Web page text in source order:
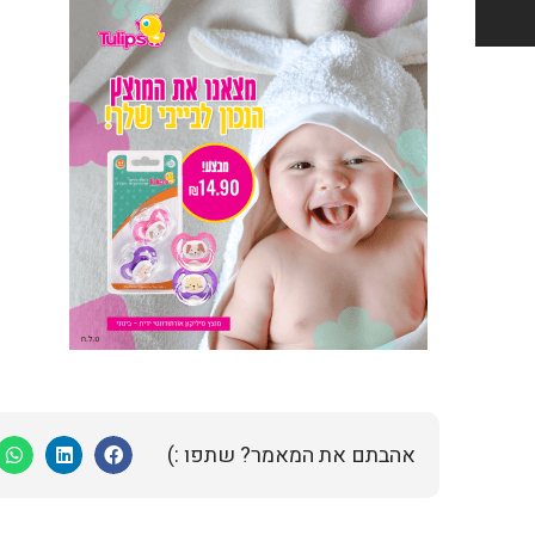
אהבתם את המאמר? שתפו :)